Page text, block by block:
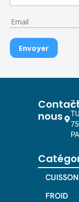
nous
7
CUISSON
FROID